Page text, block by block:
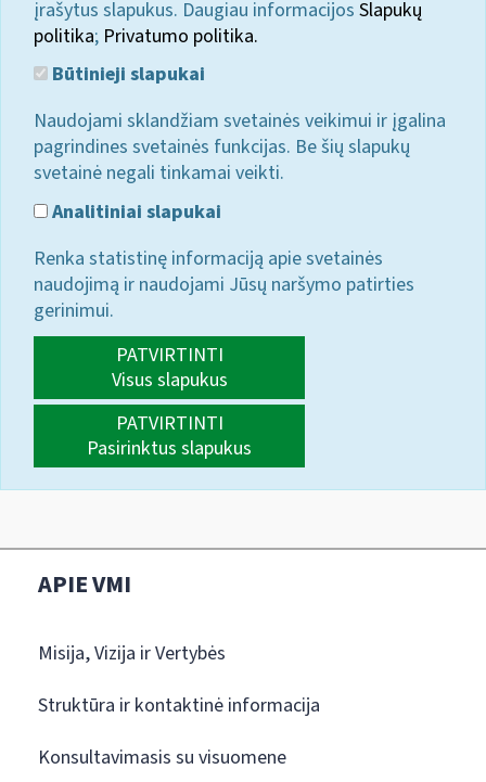
įrašytus slapukus. Daugiau informacijos Slapukų
politika; Privatumo politika.
Būtinieji slapukai
Naudojami sklandžiam svetainės veikimui ir įgalina
pagrindines svetainės funkcijas. Be šių slapukų
svetainė negali tinkamai veikti.
Analitiniai slapukai
Renka statistinę informaciją apie svetainės
naudojimą ir naudojami Jūsų naršymo patirties
gerinimui.
PATVIRTINTI
Visus slapukus
PATVIRTINTI
Pasirinktus slapukus
APIE VMI
Misija, Vizija ir Vertybės
Struktūra ir kontaktinė informacija
Konsultavimasis su visuomene